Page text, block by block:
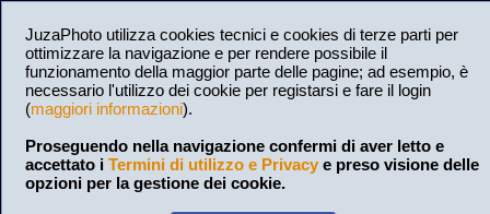
JuzaPhoto utilizza cookies tecnici e cookies di terze parti per
ottimizzare la navigazione e per rendere possibile il
funzionamento della maggior parte delle pagine; ad esempio, è
necessario l'utilizzo dei cookie per registarsi e fare il login
(maggiori informazioni).
Proseguendo nella navigazione confermi di aver letto e
accettato i Termini di utilizzo e Privacy e preso visione delle
opzioni per la gestione dei cookie.